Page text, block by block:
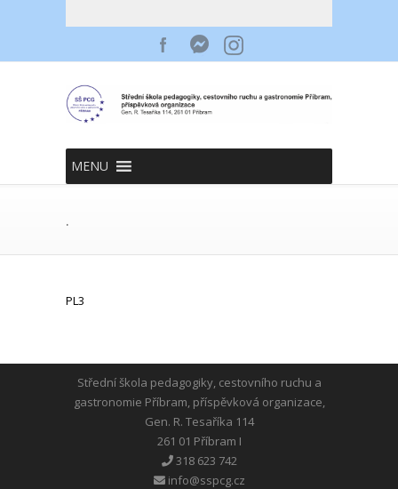
MENU
.
PL3
Střední škola pedagogiky, cestovního ruchu a
gastronomie Příbram, příspěvková organizace,
Gen. R. Tesaříka 114
261 01 Příbram I
318 623 742
info@sspcg.cz